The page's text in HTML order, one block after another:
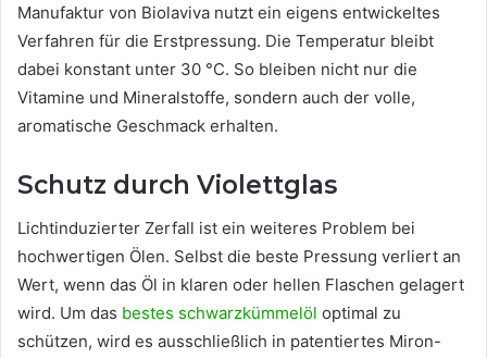
Manufaktur von Biolaviva nutzt ein eigens entwickeltes
Verfahren für die Erstpressung. Die Temperatur bleibt
dabei konstant unter 30 °C. So bleiben nicht nur die
Vitamine und Mineralstoffe, sondern auch der volle,
aromatische Geschmack erhalten.
Schutz durch Violettglas
Lichtinduzierter Zerfall ist ein weiteres Problem bei
hochwertigen Ölen. Selbst die beste Pressung verliert an
Wert, wenn das Öl in klaren oder hellen Flaschen gelagert
wird. Um das bestes schwarzkümmelöl optimal zu
schützen, wird es ausschließlich in patentiertes Miron-